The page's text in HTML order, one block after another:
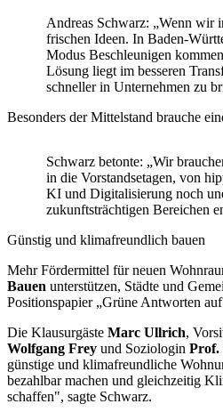
Andreas Schwarz: „Wenn wir
frischen Ideen. In Baden-
Modus Beschleunigen
Lösung liegt im besseren
schneller in Unternehmen zu
Besonders der Mittelstand brauche
Schwarz betonte: „Wir
in die Vorstandsetagen, von
KI und Digitalisierung noch
zukunftsträchtigen Bereichen
Günstig und klimafreundlich bauen
Mehr Fördermittel für neuen
Bauen unterstützen, Städte und
Positionspapier „Grüne Antworten
Die Klausurgäste Marc Ullrich,
Wolfgang Frey und Soziologin Prof.
günstige und klimafreundliche
bezahlbar machen und gleichzeitig
schaffen", sagte Schwarz.